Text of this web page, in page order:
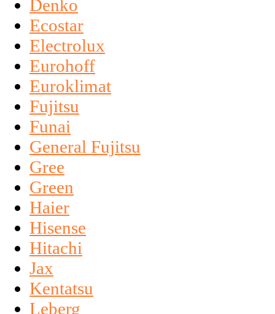
Denko
Ecostar
Electrolux
Eurohoff
Euroklimat
Fujitsu
Funai
General Fujitsu
Gree
Green
Haier
Hisense
Hitachi
Jax
Kentatsu
Leberg